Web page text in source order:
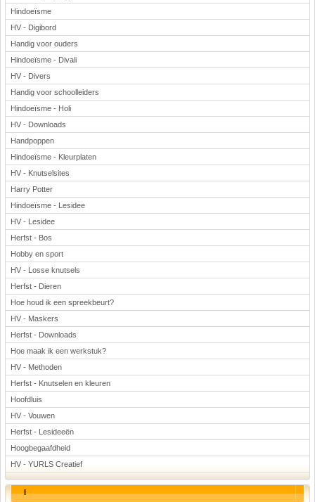
Hindoeïsme
HV - Digibord
Handig voor ouders
Hindoeïsme - Divali
HV - Divers
Handig voor schoolleiders
Hindoeïsme - Holi
HV - Downloads
Handpoppen
Hindoeïsme - Kleurplaten
HV - Knutselsites
Harry Potter
Hindoeïsme - Lesidee
HV - Lesidee
Herfst - Bos
Hobby en sport
HV - Losse knutsels
Herfst - Dieren
Hoe houd ik een spreekbeurt?
HV - Maskers
Herfst - Downloads
Hoe maak ik een werkstuk?
HV - Methoden
Herfst - Knutselen en kleuren
Hoofdluis
HV - Vouwen
Herfst - Lesideeën
Hoogbegaafdheid
HV - YURLS Creatief
I